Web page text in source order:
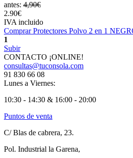
antes: 4,90€
2.90€
IVA incluido
Comprar Protectores Polvo 2 en 1
1
Subir
CONTACTO ¡ONLINE!
consultas@tuconsola.com
91 830 66 08
Lunes a Viernes:
10:30 - 14:30 & 16:00 - 20:00
Puntos de venta
C/ Blas de cabrera, 23.
Pol. Industrial la Garena,